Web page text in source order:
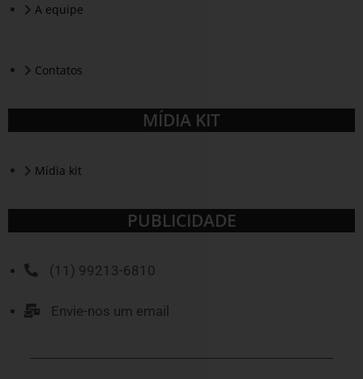
A equipe
Contatos
MÍDIA KIT
Mídia kit
PUBLICIDADE
(11) 99213-6810
Envie-nos um email